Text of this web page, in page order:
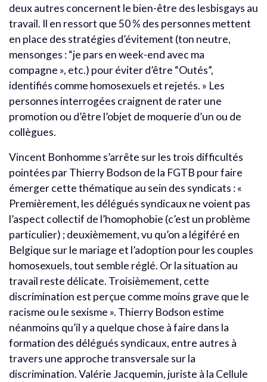
deux autres concernent le bien-être des lesbisgays au
travail. Il en ressort que 50 % des personnes mettent
en place des stratégies d’évitement (ton neutre,
mensonges : “je pars en week-end avec ma
compagne », etc.) pour éviter d’être “Outés”,
identifiés comme homosexuels et rejetés. » Les
personnes interrogées craignent de rater une
promotion ou d’être l’objet de moquerie d’un ou de
collègues.
Vincent Bonhomme s’arrête sur les trois difficultés
pointées par Thierry Bodson de la FGTB pour faire
émerger cette thématique au sein des syndicats : «
Premièrement, les délégués syndicaux ne voient pas
l’aspect collectif de l’homophobie (c’est un problème
particulier) ; deuxièmement, vu qu’on a légiféré en
Belgique sur le mariage et l’adoption pour les couples
homosexuels, tout semble réglé. Or la situation au
travail reste délicate. Troisièmement, cette
discrimination est perçue comme moins grave que le
racisme ou le sexisme ». Thierry Bodson estime
néanmoins qu’il y a quelque chose à faire dans la
formation des délégués syndicaux, entre autres à
travers une approche transversale sur la
discrimination. Valérie Jacquemin, juriste à la Cellule